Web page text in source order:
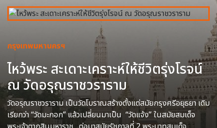
กรุงเทพมหานครฯ
ไหว้พระ สะเดาะเคราะห์ให้ชีวิตรุ่งโรจน์
ณ วัดอรุณราชวราราม
วัดอรุณราชวราราม เป็นวัดโบราณสร้างตั้งแต่สมัยกรุงศรีอยุธยา เดิม
เรียกว่า “วัดมะกอก” แล้วเปลี่ยนมาเป็น “วัดแจ้ง” ในสมัยสมเด็จ